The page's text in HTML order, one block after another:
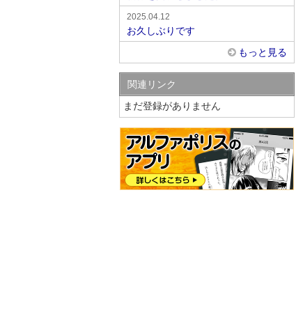
2025.04.12
お久しぶりです
もっと見る
関連リンク
まだ登録がありません